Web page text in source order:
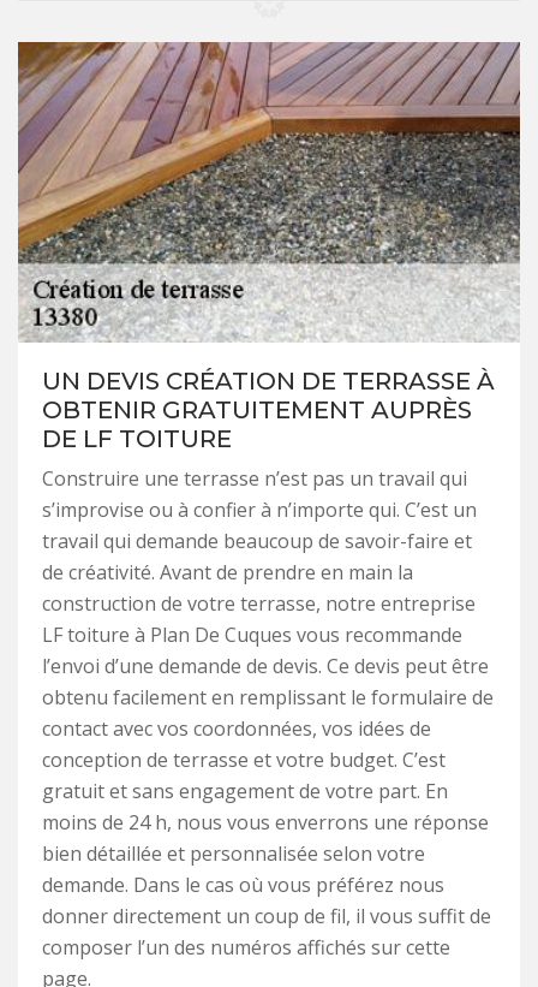
UN DEVIS CRÉATION DE TERRASSE À
OBTENIR GRATUITEMENT AUPRÈS
DE LF TOITURE
Construire une terrasse n’est pas un travail qui
s’improvise ou à confier à n’importe qui. C’est un
travail qui demande beaucoup de savoir-faire et
de créativité. Avant de prendre en main la
construction de votre terrasse, notre entreprise
LF toiture à Plan De Cuques vous recommande
l’envoi d’une demande de devis. Ce devis peut être
obtenu facilement en remplissant le formulaire de
contact avec vos coordonnées, vos idées de
conception de terrasse et votre budget. C’est
gratuit et sans engagement de votre part. En
moins de 24 h, nous vous enverrons une réponse
bien détaillée et personnalisée selon votre
demande. Dans le cas où vous préférez nous
donner directement un coup de fil, il vous suffit de
composer l’un des numéros affichés sur cette
page.